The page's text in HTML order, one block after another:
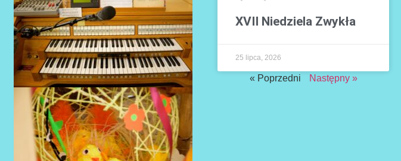
XVII Niedziela Zwykła
25 lipca, 2026
« Poprzedni Następny »